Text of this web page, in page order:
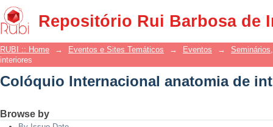
Repositório Rui Barbosa de
Colóquio Internacional anatomia de
RUBI :: Home → Eventos e Sites Temáticos → Eventos →
interiores
Colóquio Internacional anatomia de
Browse by